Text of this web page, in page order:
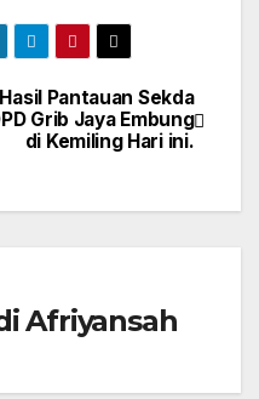
Hasil Pantauan Sekda
Grib Jaya Embung
di Kemiling Hari ini.
Afriyansah